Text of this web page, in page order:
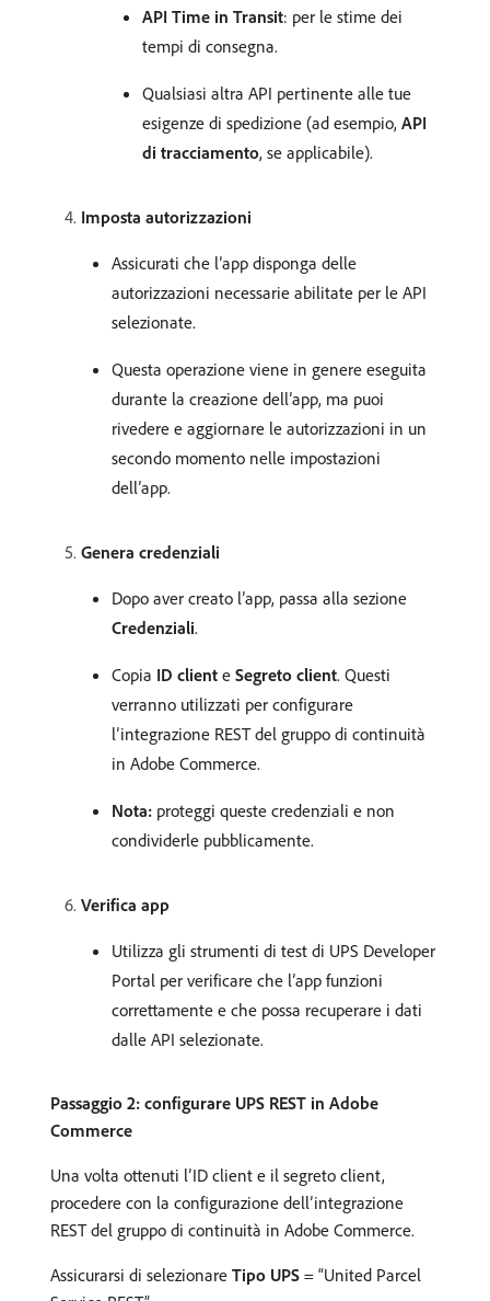
API Time in Transit: per le stime dei
tempi di consegna.
Qualsiasi altra API pertinente alle tue
esigenze di spedizione (ad esempio, API
di tracciamento, se applicabile).
Imposta autorizzazioni
Assicurati che l’app disponga delle
autorizzazioni necessarie abilitate per le API
selezionate.
Questa operazione viene in genere eseguita
durante la creazione dell’app, ma puoi
rivedere e aggiornare le autorizzazioni in un
secondo momento nelle impostazioni
dell’app.
Genera credenziali
Dopo aver creato l’app, passa alla sezione
Credenziali.
Copia ID client e Segreto client. Questi
verranno utilizzati per configurare
l’integrazione REST del gruppo di continuità
in Adobe Commerce.
Nota: proteggi queste credenziali e non
condividerle pubblicamente.
Verifica app
Utilizza gli strumenti di test di UPS Developer
Portal per verificare che l’app funzioni
correttamente e che possa recuperare i dati
dalle API selezionate.
Passaggio 2: configurare UPS REST in Adobe
Commerce
Una volta ottenuti l’ID client e il segreto client,
procedere con la configurazione dell’integrazione
REST del gruppo di continuità in Adobe Commerce.
Assicurarsi di selezionare Tipo UPS = “United Parcel